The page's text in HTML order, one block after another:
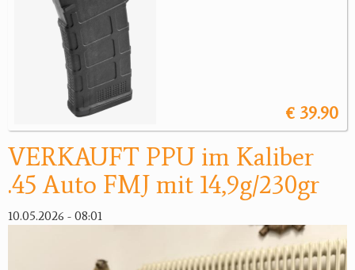
Bücher, Videos
Geschenke
Reviereinrichtungen € 39.90
VERKAUFT PPU im Kaliber
.45 Auto FMJ mit 14,9g/230gr
10.05.2026 - 08:01